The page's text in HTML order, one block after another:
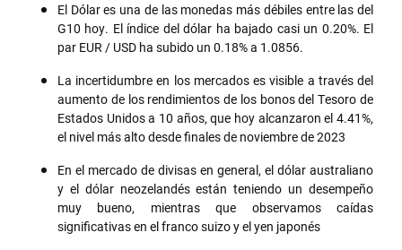
El Dólar es una de las monedas más débiles entre las del
G10 hoy. El índice del dólar ha bajado casi un 0.20%. El
par EUR / USD ha subido un 0.18% a 1.0856.
La incertidumbre en los mercados es visible a través del
aumento de los rendimientos de los bonos del Tesoro de
Estados Unidos a 10 años, que hoy alcanzaron el 4.41%,
el nivel más alto desde finales de noviembre de 2023
En el mercado de divisas en general, el dólar australiano
y el dólar neozelandés están teniendo un desempeño
muy bueno, mientras que observamos caídas
significativas en el franco suizo y el yen japonés